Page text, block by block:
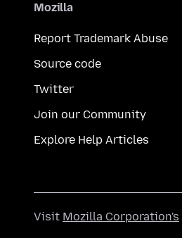
Mozilla
Report Trademark Abuse
Source code
Twitter
Join our Community
Explore Help Articles
Visit Mozilla Corporation's